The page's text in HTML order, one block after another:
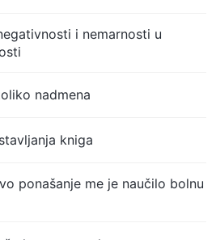
i nemarnosti u
nadmena
kniga
ponašanje me je naučilo bolnu